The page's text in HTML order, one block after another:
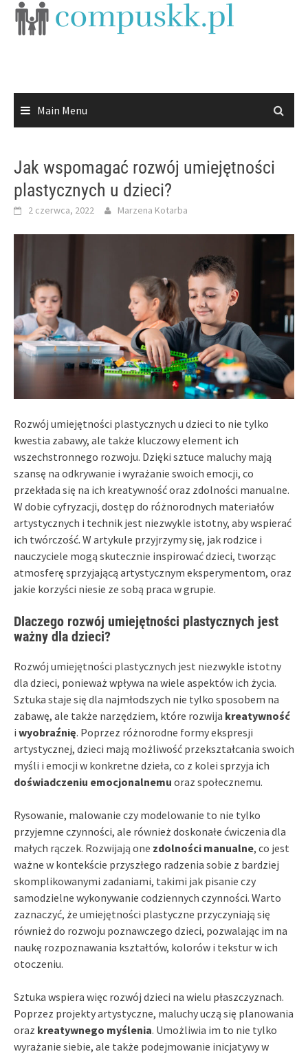
Skip
Main Menu
Jak wspomagać rozwój umiejętności
plastycznych u dzieci?
2 czerwca, 2022 Marzena Kotarba
Rozwój umiejętności plastycznych u dzieci to nie tylko
kwestia zabawy, ale także kluczowy element ich
wszechstronnego rozwoju. Dzięki sztuce maluchy mają
szansę na odkrywanie i wyrażanie swoich emocji, co
przekłada się na ich kreatywność oraz zdolności manualne.
W dobie cyfryzacji, dostęp do różnorodnych materiałów
artystycznych i technik jest niezwykle istotny, aby wspierać
ich twórczość. W artykule przyjrzymy się, jak rodzice i
nauczyciele mogą skutecznie inspirować dzieci, tworząc
atmosferę sprzyjającą artystycznym eksperymentom, oraz
jakie korzyści niesie ze sobą praca w grupie.
Dlaczego rozwój umiejętności plastycznych jest
ważny dla dzieci?
Rozwój umiejętności plastycznych jest niezwykle istotny
dla dzieci, ponieważ wpływa na wiele aspektów ich życia.
Sztuka staje się dla najmłodszych nie tylko sposobem na
zabawę, ale także narzędziem, które rozwija kreatywność
i wyobraźnię. Poprzez różnorodne formy ekspresji
artystycznej, dzieci mają możliwość przekształcania swoich
myśli i emocji w konkretne dzieła, co z kolei sprzyja ich
doświadczeniu emocjonalnemu oraz społecznemu.
Rysowanie, malowanie czy modelowanie to nie tylko
przyjemne czynności, ale również doskonałe ćwiczenia dla
małych rączek. Rozwijają one zdolności manualne, co jest
ważne w kontekście przyszłego radzenia sobie z bardziej
skomplikowanymi zadaniami, takimi jak pisanie czy
samodzielne wykonywanie codziennych czynności. Warto
zaznaczyć, że umiejętności plastyczne przyczyniają się
również do rozwoju poznawczego dzieci, pozwalając im na
naukę rozpoznawania kształtów, kolorów i tekstur w ich
otoczeniu.
Sztuka wspiera więc rozwój dzieci na wielu płaszczyznach.
Poprzez projekty artystyczne, maluchy uczą się planowania
oraz kreatywnego myślenia. Umożliwia im to nie tylko
wyrażanie siebie, ale także podejmowanie inicjatywy w